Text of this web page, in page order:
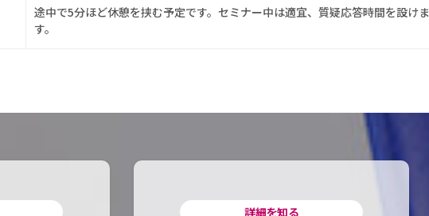
途中で5分ほど休憩を挟む予定です。セミナー中は適宜、質疑応答時間を設けま
す。
詳細を知る